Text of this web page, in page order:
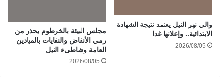
والي نهر النيل يعتمد نتيجة الشهادة
الابتدائية.. وإعلانها غدا
2026/08/05
مجلس البيئة بالخرطوم يحذر من
رمي الأنقاض والنفايات بالميادين
العامة وشاطيء النيل
2026/08/05